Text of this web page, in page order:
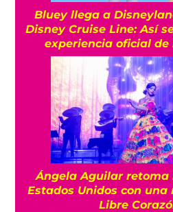
Bluey llega a
Disney Cruise Line: Así
experiencia oficial de
Ángela Aguilar retoma
Estados Unidos con
Libre